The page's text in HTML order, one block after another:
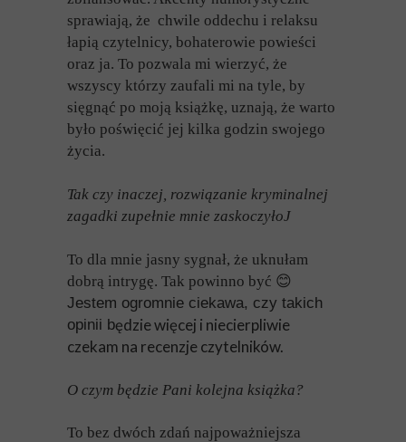
sprawiają, że chwile oddechu i relaksu
łapią czytelnicy, bohaterowie powieści
oraz ja. To pozwala mi wierzyć, że
wszyscy którzy zaufali mi na tyle, by
sięgnąć po moją książkę, uznają, że warto
było poświęcić jej kilka godzin swojego
życia.
Tak czy inaczej, rozwiązanie kryminalnej
zagadki zupełnie mnie zaskoczyłoJ
To dla mnie jasny sygnał, że uknułam
dobrą intrygę. Tak powinno być 😊
Jestem ogromnie ciekawa, czy takich
opinii będzie więcej i niecierpliwie
czekam na recenzje czytelników.
O czym będzie Pani kolejna książka?
To bez dwóch zdań najpoważniejsza